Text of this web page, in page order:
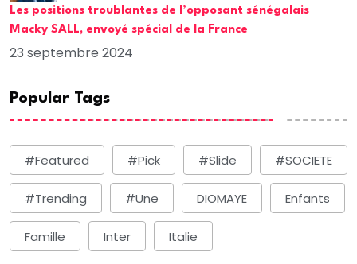
Les positions troublantes de l’opposant sénégalais
Macky SALL, envoyé spécial de la France
23 septembre 2024
Popular Tags
#Featured #Pick #Slide #SOCIETE
#Trending #une DIOMAYE Enfants
Famille Inter Italie